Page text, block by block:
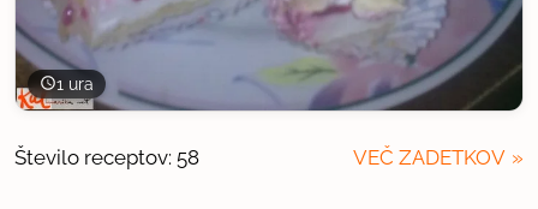
1 ura
Število receptov: 58 VEČ ZADETKOV